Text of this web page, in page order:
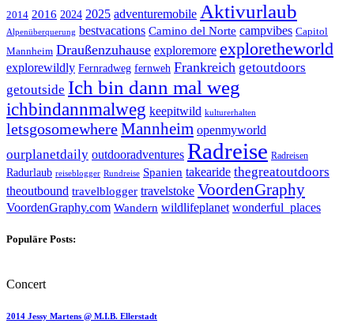
2014 2016 2024 2025 adventuremobile Aktivurlaub
Alpenüberquerung bestvacations Camino del Norte campvibes Capitol
Mannheim Draußenzuhause exploremore exploretheworld
explorewildly Fernradweg fernweh Frankreich getoutdoors
getoutside Ich bin dann mal weg
ichbindannmalweg keepitwild kulturerhalten
letsgosomewhereMannheim openmyworld
ourplanetdaily outdooradventures Radreise Radreisen
Radurlaub reiseblogger Rundreise Spanien takearide thegreatoutdoors
theoutbound travelblogger travelstoke VoordenGraphy
VoordenGraphy.com Wandern wildlifeplanet wonderful_places
Populäre Posts:
Concert
2014 Jessy Martens @ M.I.B. Ellerstadt